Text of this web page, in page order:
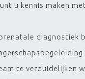
u kennis maken
diagnostiek
te verduidelijken